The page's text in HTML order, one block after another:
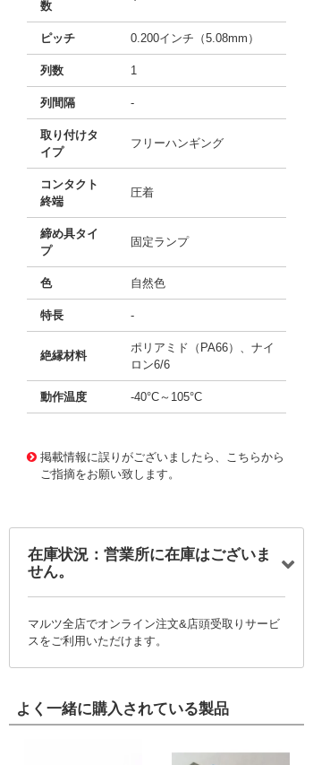
数
ピッチ 0.200インチ（5.08mm）
列数 1
列間隔 -
取り付けタ
イプ
フリーハンギング
コンタクト
終端
圧着
締め具タイ
プ
固定ランプ
色 自然色
特長 -
絶縁材料
ポリアミド（PA66）、ナイ
ロン6/6
動作温度 -40°C～105°C
掲載情報に誤りがございましたら、こちらから
ご指摘をお願い致します。
在庫状況：営業所に在庫はございま
せん。
マルツ全店でオンライン注文&店頭受取りサービ
スをご利用いただけます。
よく一緒に購入されている製品